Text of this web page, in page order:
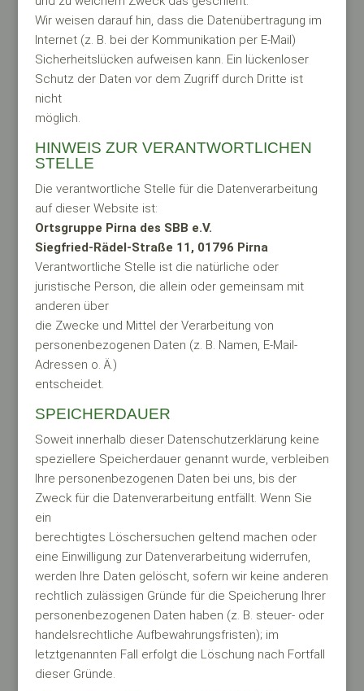
Wir weisen darauf hin, dass die Datenübertragung im
Internet (z. B. bei der Kommunikation per E-Mail)
Sicherheitslücken aufweisen kann. Ein lückenloser
Schutz der Daten vor dem Zugriff durch Dritte ist
nicht
möglich.
HINWEIS ZUR VERANTWORTLICHEN
STELLE
Die verantwortliche Stelle für die Datenverarbeitung
auf dieser Website ist:
Ortsgruppe Pirna des SBB e.V.
Siegfried-Rädel-Straße 11, 01796 Pirna
Verantwortliche Stelle ist die natürliche oder
juristische Person, die allein oder gemeinsam mit
anderen über
die Zwecke und Mittel der Verarbeitung von
personenbezogenen Daten (z. B. Namen, E-Mail-
Adressen o. Ä.)
entscheidet.
SPEICHERDAUER
Soweit innerhalb dieser Datenschutzerklärung keine
speziellere Speicherdauer genannt wurde, verbleiben
Ihre personenbezogenen Daten bei uns, bis der
Zweck für die Datenverarbeitung entfällt. Wenn Sie
ein
berechtigtes Löschersuchen geltend machen oder
eine Einwilligung zur Datenverarbeitung widerrufen,
werden Ihre Daten gelöscht, sofern wir keine anderen
rechtlich zulässigen Gründe für die Speicherung Ihrer
personenbezogenen Daten haben (z. B. steuer- oder
handelsrechtliche Aufbewahrungsfristen); im
letztgenannten Fall erfolgt die Löschung nach Fortfall
dieser Gründe.